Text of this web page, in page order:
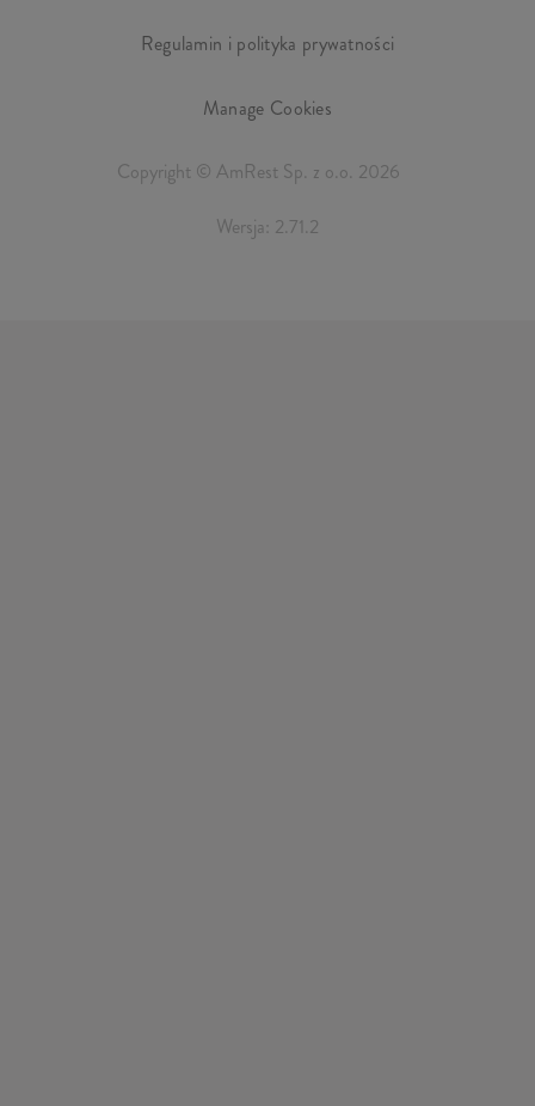
Regulamin i polityka prywatności
Manage Cookies
Copyright © AmRest Sp. z o.o. 2026
Wersja: 2.71.2